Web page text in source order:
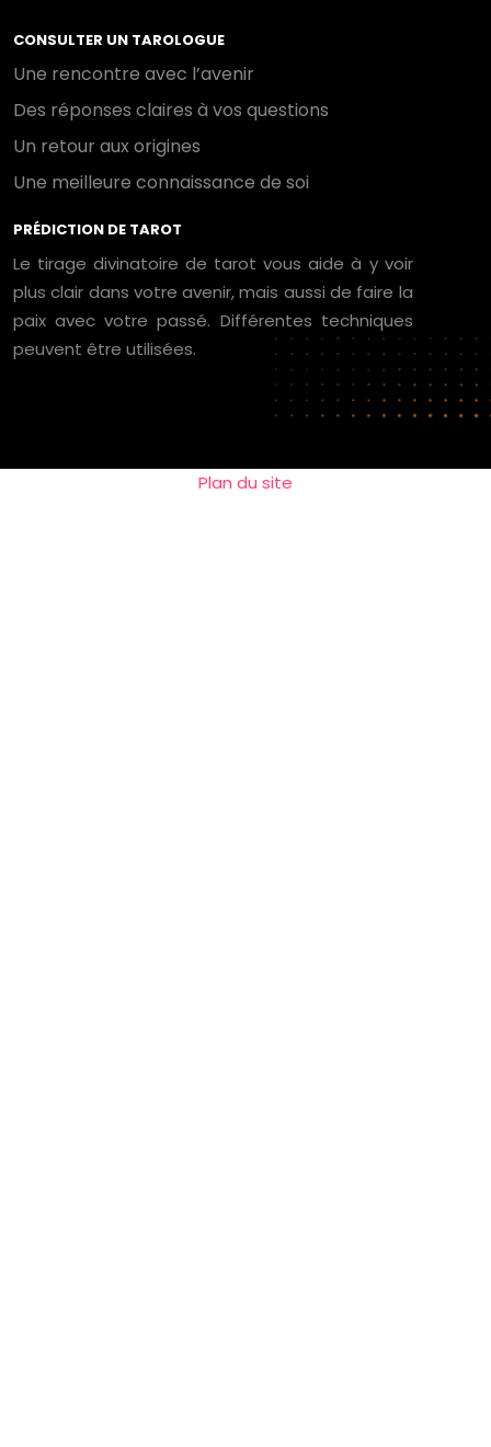
CONSULTER UN TAROLOGUE
Une rencontre avec l’avenir
Des réponses claires à vos questions
Un retour aux origines
Une meilleure connaissance de soi
PRÉDICTION DE TAROT
Le tirage divinatoire de tarot vous aide à y voir
plus clair dans votre avenir, mais aussi de faire la
paix avec votre passé. Différentes techniques
peuvent être utilisées.
Plan du site